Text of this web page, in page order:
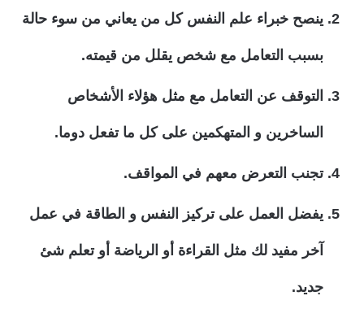
ينصح خبراء علم النفس كل من يعاني من سوء حالة
بسبب التعامل مع شخص يقلل من قيمته.
التوقف عن التعامل مع مثل هؤلاء الأشخاص
الساخرين و المتهكمين على كل ما تفعل دوما.
تجنب التعرض معهم في المواقف.
يفضل العمل على تركيز النفس و الطاقة في عمل
آخر مفيد لك مثل القراءة أو الرياضة أو تعلم شئ
جديد.